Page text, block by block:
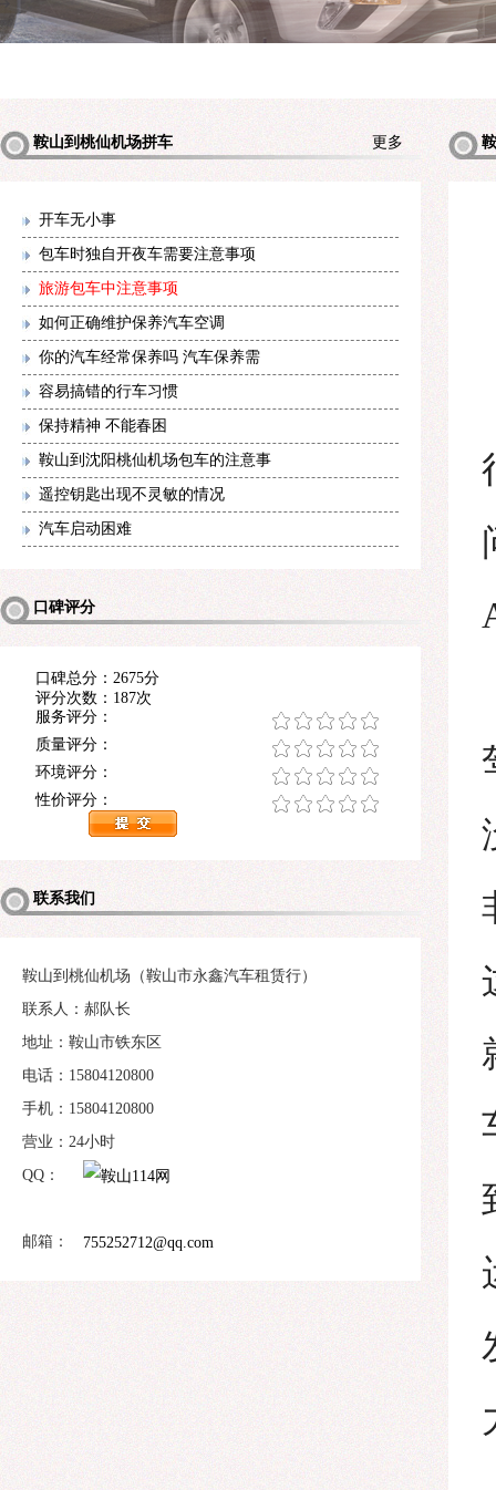
更多
鞍山到桃仙机场拼车
开车无小事
包车时独自开夜车需要注意事项
旅游包车中注意事项
如何正确维护保养汽车空调
你的汽车经常保养吗 汽车保养需
容易搞错的行车习惯
保持精神 不能春困
鞍山到沈阳桃仙机场包车的注意事
遥控钥匙出现不灵敏的情况
汽车启动困难
口碑评分
口碑总分：2675分
评分次数：187次
服务评分：
质量评分：
环境评分：
性价评分：
联系我们
鞍山到桃仙机场（鞍山市永鑫汽车租赁行）
联系人：郝队长
地址：鞍山市铁东区
电话：15804120800
手机：15804120800
营业：24小时
QQ：
邮箱： 755252712@qq.com